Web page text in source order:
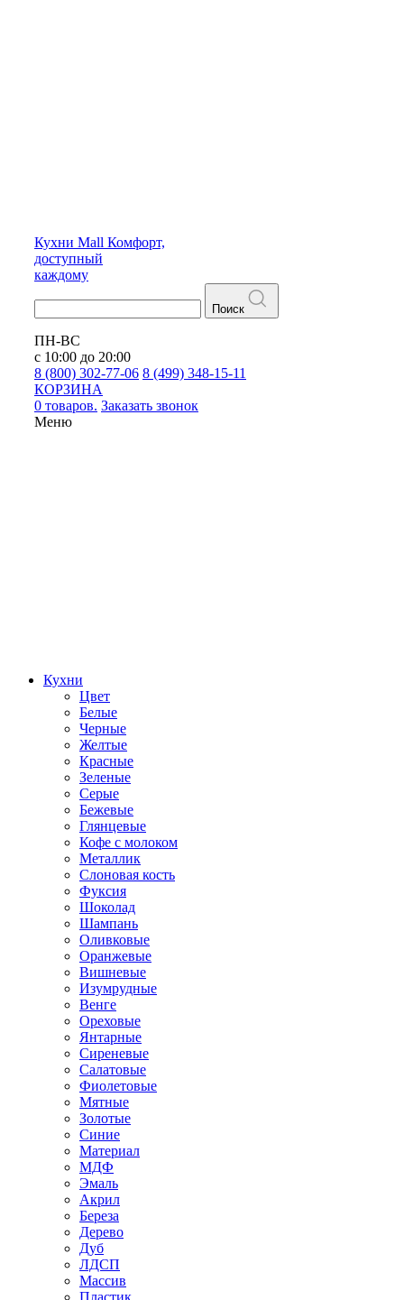
Кухни Mall Комфорт,
доступный
каждому
Поиск
ПН-ВС
с 10:00 до 20:00
8 (800) 302-77-06 8 (499) 348-15-11
КОРЗИНА
0 товаров. Заказать звонок
Меню
Кухни
Цвет
Белые
Черные
Желтые
Красные
Зеленые
Серые
Бежевые
Глянцевые
Кофе с молоком
Металлик
Слоновая кость
Фуксия
Шоколад
Шампань
Оливковые
Оранжевые
Вишневые
Изумрудные
Венге
Ореховые
Янтарные
Сиреневые
Салатовые
Фиолетовые
Мятные
Золотые
Синие
Материал
МДФ
Эмаль
Акрил
Береза
Дерево
Дуб
ЛДСП
Массив
Пластик